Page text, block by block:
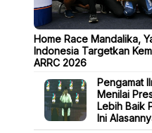
Home Race Mandalika,
Indonesia Targetkan
ARRC 2026
Pengamat
Menilai
Lebih Baik
Ini